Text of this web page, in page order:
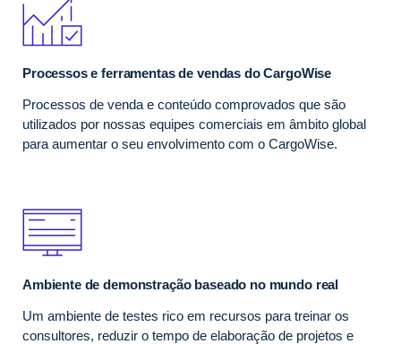
Processos e ferramentas de vendas do CargoWise
Processos de venda e conteúdo comprovados que são
utilizados por nossas equipes comerciais em âmbito global
para aumentar o seu envolvimento com o CargoWise.
Ambiente de demonstração baseado no mundo real
Um ambiente de testes rico em recursos para treinar os
consultores, reduzir o tempo de elaboração de projetos e